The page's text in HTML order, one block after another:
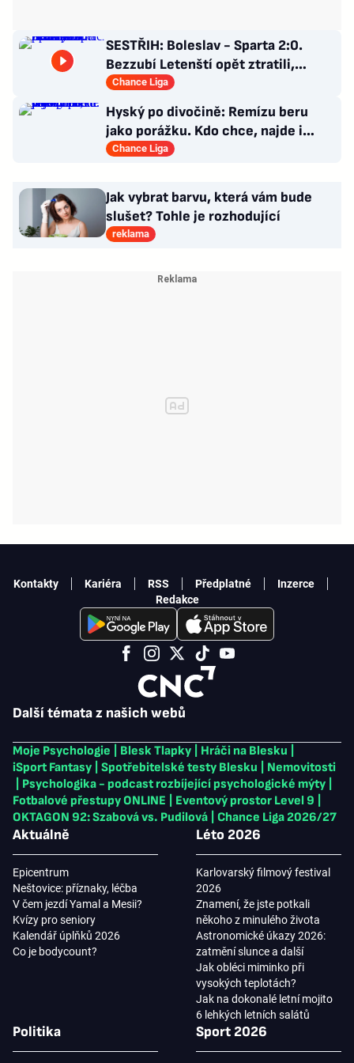
SESTŘIH: Boleslav - Sparta 2:0.
Bezzubí Letenští opět ztratili,
domácí rozhodli v první půli
Chance Liga
Hyský po divočině: Remízu beru
jako porážku. Kdo chce, najde i
hodně pozitivních věcí
Chance Liga
Jak vybrat barvu, která vám bude
slušet? Tohle je rozhodující
reklama
Další témata z našich webů
Moje Psychologie Blesk Tlapky Hráči na Blesku
iSport Fantasy
Spotřebitelské testy Blesku
Nemovitosti
Psychologika - podcast rozbíjející psychologické mýty
Fotbalové přestupy ONLINE
Eventový prostor Level 9
OKTAGON 92: Szabová vs. Pudilová
Chance Liga 2026/27
Aktuálně
Epicentrum
Neštovice: příznaky, léčba
V čem jezdí Yamal a Mesii?
Kvízy pro seniory
Kalendář úplňků 2026
Co je bodycount?
Léto 2026
Karlovarský filmový festival
2026
Znamení, že jste potkali
někoho z minulého života
Astronomické úkazy 2026:
zatmění slunce a další
Jak obléci miminko při
vysokých teplotách?
Jak na dokonalé letní mojito
6 lehkých letních salátů
Politika Sport 2026
Kontakty Kariéra RSS Předplatné
Inzerce
Redakce